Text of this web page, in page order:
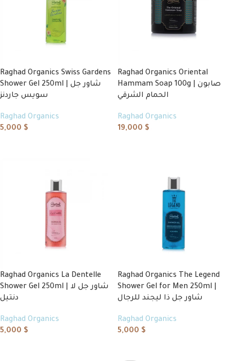
Raghad Organics Swiss Gardens
Shower Gel 250ml | شاور جل
سويس جاردنز
Raghad Organics
5,000 $
Raghad Organics Oriental
Hammam Soap 100g | صابون
الحمام الشرقي
Raghad Organics
19,000 $
Raghad Organics La Dentelle
Shower Gel 250ml | شاور جل لا
دنتيل
Raghad Organics
5,000 $
Raghad Organics The Legend
Shower Gel for Men 250ml |
شاور جل ذا ليجند للرجال
Raghad Organics
5,000 $